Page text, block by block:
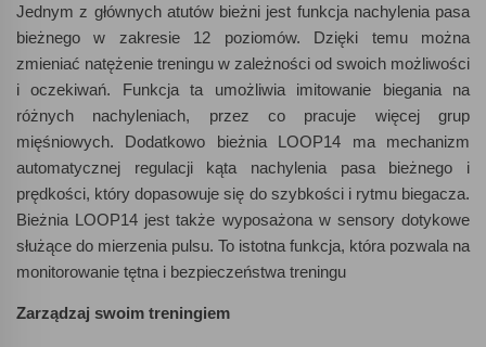
Jednym z głównych atutów bieżni jest funkcja nachylenia pasa
bieżnego w zakresie 12 poziomów. Dzięki temu można
zmieniać natężenie treningu w zależności od swoich możliwości
i oczekiwań. Funkcja ta umożliwia imitowanie biegania na
różnych nachyleniach, przez co pracuje więcej grup
mięśniowych. Dodatkowo bieżnia LOOP14 ma mechanizm
automatycznej regulacji kąta nachylenia pasa bieżnego i
prędkości, który dopasowuje się do szybkości i rytmu biegacza.
Bieżnia LOOP14 jest także wyposażona w sensory dotykowe
służące do mierzenia pulsu. To istotna funkcja, która pozwala na
monitorowanie tętna i bezpieczeństwa treningu
Zarządzaj swoim treningiem